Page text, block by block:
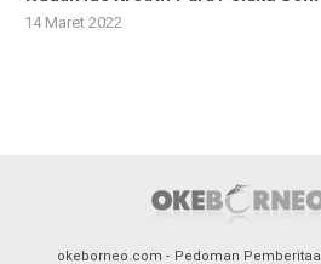
14 Maret 2022
okeborneo.com Pedoman